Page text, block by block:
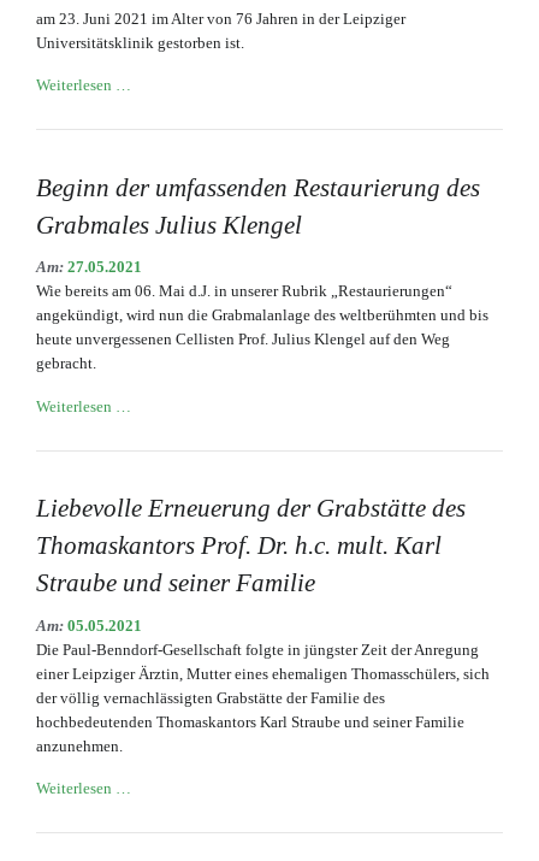
am 23. Juni 2021 im Alter von 76 Jahren in der Leipziger
Universitätsklinik gestorben ist.
Weiterlesen …
Gisela
(
–
Beginn der umfassenden Restaurierung des
Grabmales Julius Klengel
Am: 27.05.2021
Wie bereits am 06. Mai d.J. in unserer Rubrik „Restaurierungen“
angekündigt, wird nun die Grabmalanlage des weltberühmten und bis
heute unvergessenen Cellisten Prof. Julius Klengel auf den Weg
gebracht.
Weiterlesen …
umfassenden
des
Julius
Klengel
Liebevolle Erneuerung der Grabstätte des
Thomaskantors Prof. Dr. h.c. mult. Karl
Straube und seiner Familie
Am: 05.05.2021
Die Paul-Benndorf-Gesellschaft folgte in jüngster Zeit der Anregung
einer Leipziger Ärztin, Mutter eines ehemaligen Thomasschülers, sich
der völlig vernachlässigten Grabstätte der Familie des
hochbedeutenden Thomaskantors Karl Straube und seiner Familie
anzunehmen.
Weiterlesen …
der